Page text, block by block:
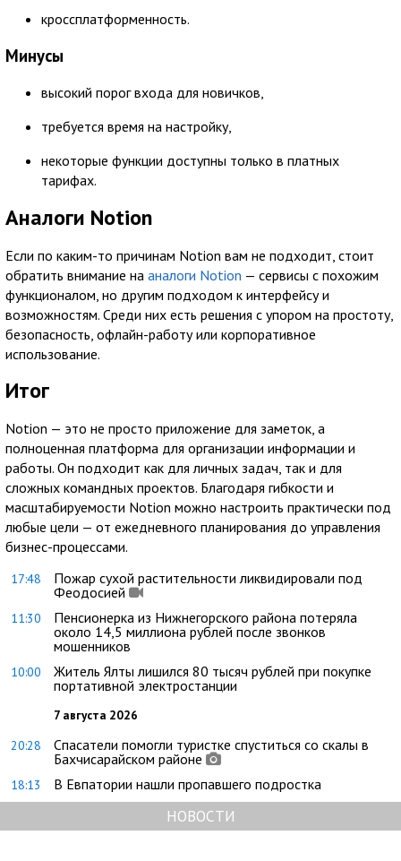
кроссплатформенность.
Минусы
высокий порог входа для новичков,
требуется время на настройку,
некоторые функции доступны только в платных
тарифах.
Аналоги Notion
Если по каким-то причинам Notion вам не подходит, стоит
обратить внимание на аналоги Notion — сервисы с похожим
функционалом, но другим подходом к интерфейсу и
возможностям. Среди них есть решения с упором на простоту,
безопасность, офлайн-работу или корпоративное
использование.
Итог
Notion — это не просто приложение для заметок, а
полноценная платформа для организации информации и
работы. Он подходит как для личных задач, так и для
сложных командных проектов. Благодаря гибкости и
масштабируемости Notion можно настроить практически под
любые цели — от ежедневного планирования до управления
бизнес-процессами.
17:48
Пожар сухой растительности ликвидировали под
Феодосией
11:30
Пенсионерка из Нижнегорского района потеряла
около 14,5 миллиона рублей после звонков
мошенников
10:00
Житель Ялты лишился 80 тысяч рублей при покупке
портативной электростанции
7 августа 2026
20:28
Спасатели помогли туристке спуститься со скалы в
Бахчисарайском районе
18:13 В Евпатории нашли пропавшего подростка
НОВОСТИ